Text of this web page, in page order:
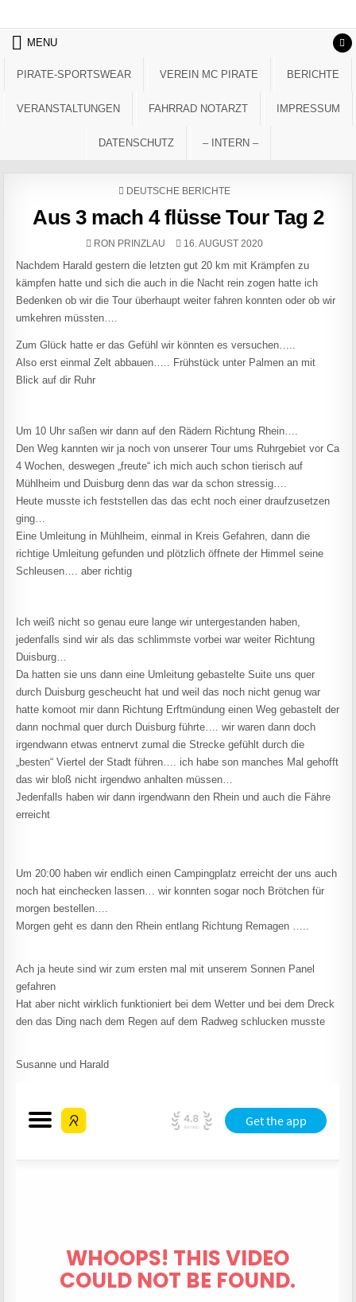
MENU
PIRATE-SPORTSWEAR VEREIN MC PIRATE BERICHTE
VERANSTALTUNGEN FAHRRAD NOTARZT IMPRESSUM
DATENSCHUTZ – INTERN –
POSTED IN
DEUTSCHE BERICHTE
Aus 3 mach 4 flüsse Tour Tag 2
AUTHOR:
RON PRINZLAU PUBLISHED DATE:
16. AUGUST 2020
Nachdem Harald gestern die letzten gut 20 km mit Krämpfen zu
kämpfen hatte und sich die auch in die Nacht rein zogen hatte ich
Bedenken ob wir die Tour überhaupt weiter fahren konnten oder ob wir
umkehren müssten….
Zum Glück hatte er das Gefühl wir könnten es versuchen…..
Also erst einmal Zelt abbauen….. Frühstück unter Palmen an mit
Blick auf dir Ruhr
Um 10 Uhr saßen wir dann auf den Rädern Richtung Rhein….
Den Weg kannten wir ja noch von unserer Tour ums Ruhrgebiet vor Ca
4 Wochen, deswegen „freute“ ich mich auch schon tierisch auf
Mühlheim und Duisburg denn das war da schon stressig….
Heute musste ich feststellen das das echt noch einer draufzusetzen
ging…
Eine Umleitung in Mühlheim, einmal in Kreis Gefahren, dann die
richtige Umleitung gefunden und plötzlich öffnete der Himmel seine
Schleusen…. aber richtig
Ich weiß nicht so genau eure lange wir untergestanden haben,
jedenfalls sind wir als das schlimmste vorbei war weiter Richtung
Duisburg…
Da hatten sie uns dann eine Umleitung gebastelte Suite uns quer
durch Duisburg gescheucht hat und weil das noch nicht genug war
hatte komoot mir dann Richtung Erftmündung einen Weg gebastelt der
dann nochmal quer durch Duisburg führte…. wir waren dann doch
irgendwann etwas entnervt zumal die Strecke gefühlt durch die
„besten“ Viertel der Stadt führen…. ich habe son manches Mal gehofft
das wir bloß nicht irgendwo anhalten müssen…
Jedenfalls haben wir dann irgendwann den Rhein und auch die Fähre
erreicht
Um 20:00 haben wir endlich einen Campingplatz erreicht der uns auch
noch hat einchecken lassen… wir konnten sogar noch Brötchen für
morgen bestellen….
Morgen geht es dann den Rhein entlang Richtung Remagen …..
Ach ja heute sind wir zum ersten mal mit unserem Sonnen Panel
gefahren
Hat aber nicht wirklich funktioniert bei dem Wetter und bei dem Dreck
den das Ding nach dem Regen auf dem Radweg schlucken musste
Susanne und Harald